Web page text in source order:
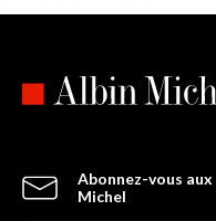
Abonnez-vous
Michel